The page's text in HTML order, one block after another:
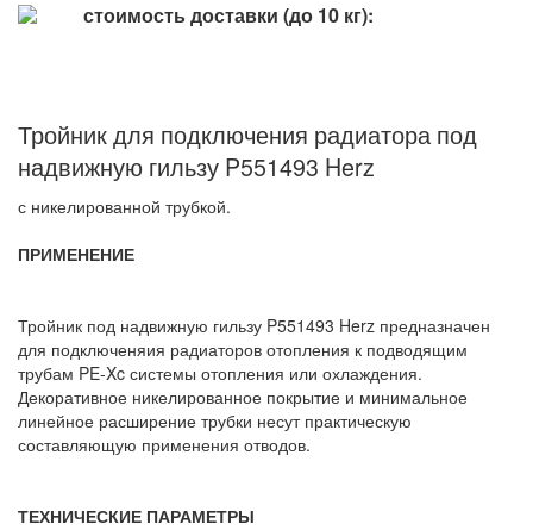
стоимость доставки (до 10 кг):
Тройник для подключения радиатора под
надвижную гильзу P551493 Herz
с никелированной трубкой.
ПРИМЕНЕНИЕ
Тройник под надвижную гильзу P551493 Herz предназначен
для подключеняия радиаторов отопления к подводящим
трубам PE-Xc системы отопления или охлаждения.
Декоративное никелированное покрытие и минимальное
линейное расширение трубки несут практическую
составляющую применения отводов.
ТЕХНИЧЕСКИЕ ПАРАМЕТРЫ